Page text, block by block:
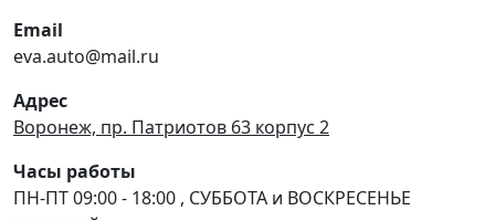
Email
eva.auto@mail.ru
Адрес
Воронеж, пр. Патриотов 63 корпус 2
Часы работы
ПН-ПТ 09:00 - 18:00 , СУББОТА и ВОСКРЕСЕНЬЕ